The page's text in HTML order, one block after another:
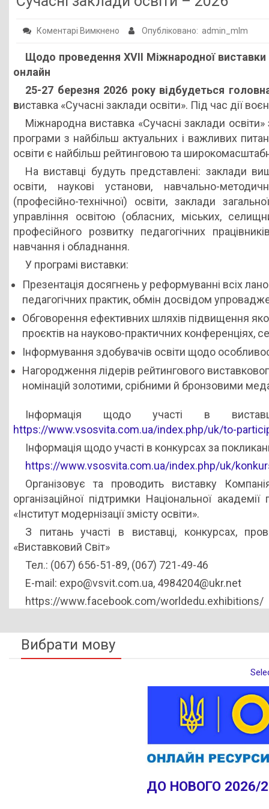
Публічна інформація
Заклади ПТО
Оголошення
НМЦ ПТО України
Коментарі Вимкнено до
заклади
–
2026
Опубліковано: admin_mlm
Щодо проведенняXVII Міжнародної
онлайн
25-27 березня 2026 року відбудеться
виставка «Сучасні заклади освіти». Під час дії
Міжнародна виставка «Сучасні заклади
програми з найбільш актуальних і важливих
освіти є найбільш рейтинговою та
На виставці будуть представлені: заклади
освіти, наукові установи, навчально-
(професійно-технічної) освіти, заклади
управління освітою (обласних, міських,
професійного розвитку педагогічних
навчання і обладнання.
У програмі виставки:
Презентація досягнень у реформуванні всіх
педагогічних практик, обмін досвідом
Обговорення ефективних шляхів підвищення
проєктів на науково-практичних конференціях,
Інформування здобувачів освіти щодо
Нагородження лідерів рейтингового
номінацій золотими, срібними й бронзовими
Інформація щодо участі в
https://www.vsosvita.com.ua/index.php/uk/to-
Інформація щодо участі в конкурсах за
https://www.vsosvita.com.ua/index.php/uk/
Організовує та проводить виставку
організаційної підтримки Національної
«Інститут модернізації змісту освіти».
З питань участі в виставці, конкурсах,
«Виставковий Світ»
Тел.: (067) 656-51-89, (067) 721-49-46
E-mail: expo@vsvit.com.ua, 4984204@ukr.net
https://www.facebook.com/worldedu.exhibitions/
Вибрати мову
ДО НОВОГО 2026/